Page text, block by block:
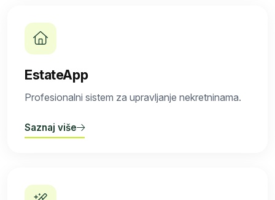
EstateApp
Profesionalni sistem za upravljanje nekretninama.
Saznaj više